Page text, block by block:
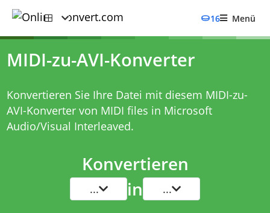
16 Menü
MIDI-zu-AVI-Konverter
Konvertieren Sie Ihre Datei mit diesem MIDI-zu-
AVI-Konvertervon MIDI files in Microsoft
Audio/Visual Interleaved.
Konvertieren
... in ...